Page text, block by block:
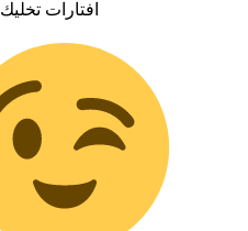
افتارات